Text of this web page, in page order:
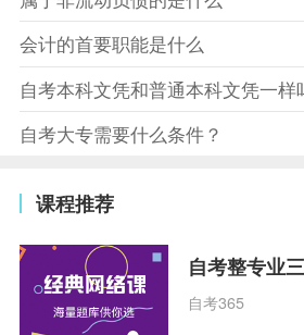
会计的首要职能是什么
自考本科文凭和普通本科文凭一样
自考大专需要什么条件？
课程推荐
自考整专业
自考365